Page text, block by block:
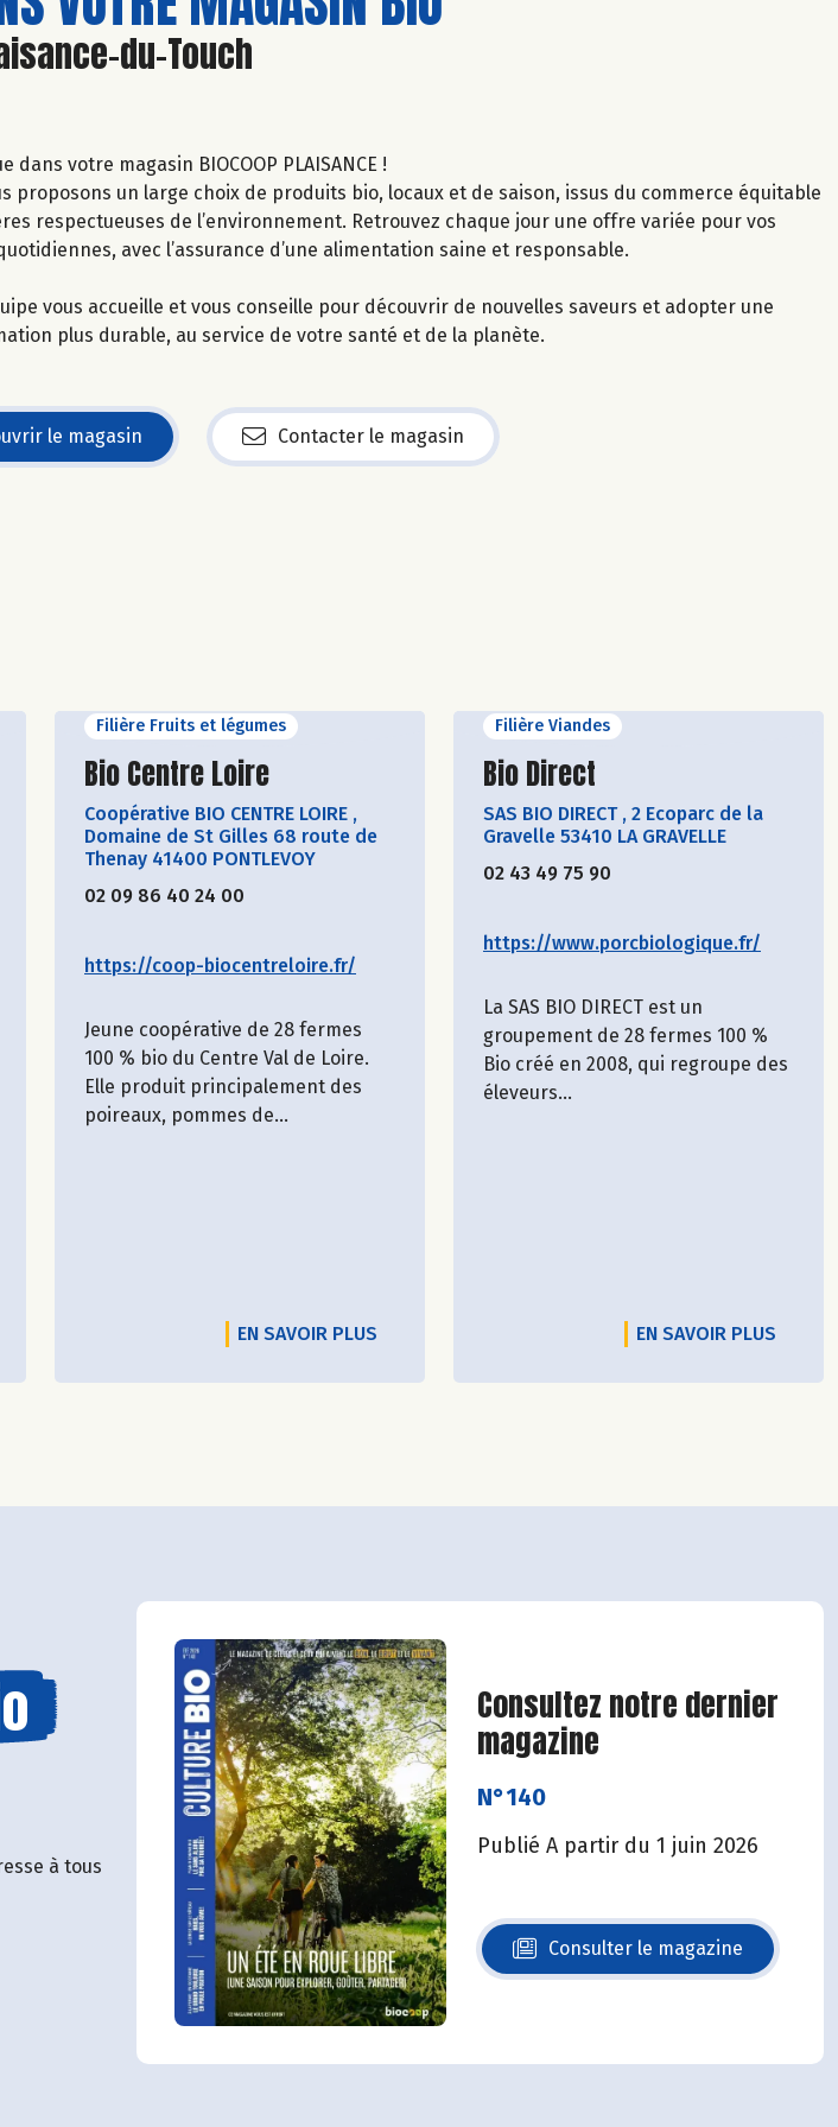
du-Touch
dans votre magasin BIOCOOP PLAISANCE !
proposons un large choix de produits bio, locaux et de saison, issus du commerce équitable
respectueuses de l’environnement. Retrouvez chaque jour une offre variée pour vos
avec l’assurance d’une alimentation saine et responsable.
vous accueille et vous conseille pour découvrir de nouvelles saveurs et adopter une
plus durable, au service de votre santé et de la planète.
le magasin Contacter le magasin
Filière Fruits et légumes
Découvrir le producteur
Bio Centre Loire
Coopérative BIO CENTRE LOIRE ,
Domaine de St Gilles 68 route de
Thenay 41400 PONTLEVOY
02 09 86 40 24 00
https://coop-biocentreloire.fr/
Jeune coopérative de 28 fermes
100 % bio du Centre Val de Loire.
Elle produit principalement des
poireaux, pommes de...
EN SAVOIR PLUS
Filière Viandes
Découvrir le producteur
Bio Direct
SAS BIO DIRECT , 2 Ecoparc de la
Gravelle 53410 LA GRAVELLE
02 43 49 75 90
https://www.porcbiologique.fr/
La SAS BIO DIRECT est un
groupement de 28 fermes 100 %
Bio créé en 2008, qui regroupe des
éleveurs...
EN SAVOIR PLUS
à tous
Consultez notre dernier
magazine
N°140
Publié A partir du 1 juin 2026
Consulter le magazine
N°140